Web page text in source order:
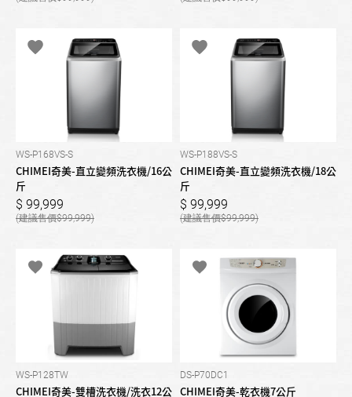
WS-P168VS-S
CHIMEI奇美-直立變頻洗衣機/16公
斤
99,999
99,999
WS-P188VS-S
CHIMEI奇美-直立變頻洗衣機/18公
斤
99,999
99,999
WS-P128TW
CHIMEI奇美-雙槽洗衣機/洗衣12公
DS-P70DC1
CHIMEI奇美-乾衣機7公斤